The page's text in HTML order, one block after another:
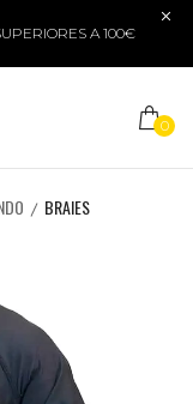
A 100€
0
BRAIES